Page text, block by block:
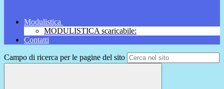
Modulistica
MODULISTICA scaricabile:
Contatti
Campo di ricerca per le pagine del sito